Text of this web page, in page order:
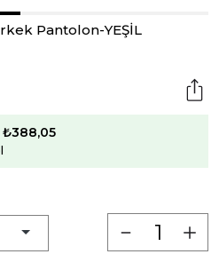
Pantolon-YEŞİL
₺388,05